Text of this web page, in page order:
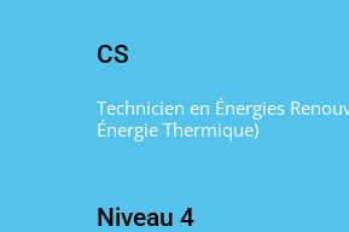
CS
Technicien en Énergies
Énergie Thermique)
Niveau 4